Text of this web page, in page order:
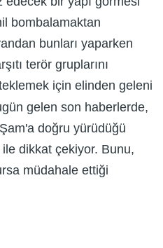
bombalamaktan
bunları yaparken
terör gruplarını
için elinden geleni
gelen son haberlerde,
doğru yürüdüğü
dikkat çekiyor. Bunu,
müdahale ettiği